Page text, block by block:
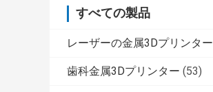
すべての製品
レーザーの金属3Dプリンター
歯科金属3Dプリンター (53)